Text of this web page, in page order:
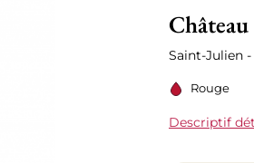
Saint-Julien
Rouge
Descriptif